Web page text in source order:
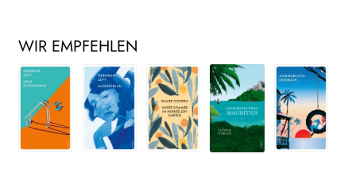
WIR EMPFEHLEN